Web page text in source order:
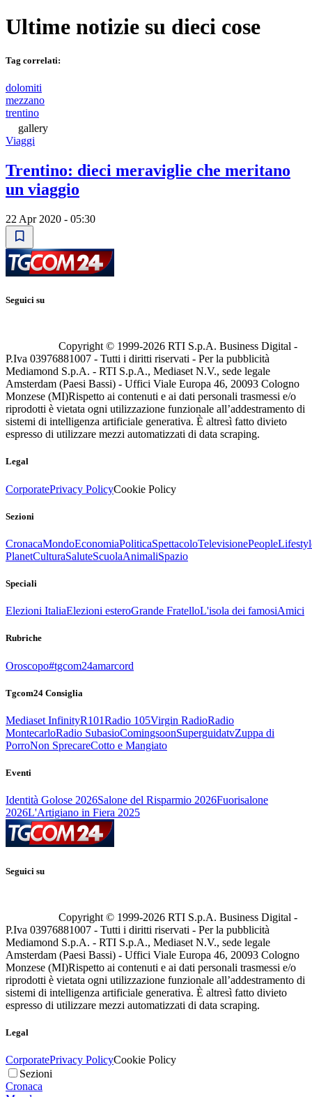
Ultime notizie su dieci cose
Tag correlati:
dolomiti
mezzano
trentino
gallery
Viaggi
Trentino: dieci meraviglie che meritano
un viaggio
22 Apr 2020 - 05:30
Seguici su
Copyright © 1999-2026 RTI S.p.A. Business Digital -
P.Iva 03976881007 - Tutti i diritti riservati - Per la pubblicità
Mediamond S.p.A. - RTI S.p.A., Mediaset N.V., sede legale
Amsterdam (Paesi Bassi) - Uffici Viale Europa 46, 20093 Cologno
Monzese (MI)Rispetto ai contenuti e ai dati personali trasmessi e/o
riprodotti è vietata ogni utilizzazione funzionale all’addestramento di
sistemi di intelligenza artificiale generativa. È altresì fatto divieto
espresso di utilizzare mezzi automatizzati di data scraping.
Legal
CorporatePrivacy PolicyCookie Policy
Sezioni
CronacaMondoEconomiaPoliticaSpettacoloTelevisionePeople
PlanetCulturaSaluteScuolaAnimaliSpazio
Speciali
Elezioni ItaliaElezioni esteroGrande FratelloL'isola dei famosiAmici
Rubriche
Oroscopo#tgcom24amarcord
Tgcom24 Consiglia
Mediaset InfinityR101Radio 105Virgin RadioRadio
MontecarloRadio SubasioComingsoonSuperguidatvZuppa di
PorroNon SprecareCotto e Mangiato
Eventi
Identità Golose 2026Salone del Risparmio 2026Fuorisalone
2026L'Artigiano in Fiera 2025
Seguici su
Copyright © 1999-2026 RTI S.p.A. Business Digital -
P.Iva 03976881007 - Tutti i diritti riservati - Per la pubblicità
Mediamond S.p.A. - RTI S.p.A., Mediaset N.V., sede legale
Amsterdam (Paesi Bassi) - Uffici Viale Europa 46, 20093 Cologno
Monzese (MI)Rispetto ai contenuti e ai dati personali trasmessi e/o
riprodotti è vietata ogni utilizzazione funzionale all’addestramento di
sistemi di intelligenza artificiale generativa. È altresì fatto divieto
espresso di utilizzare mezzi automatizzati di data scraping.
Legal
CorporatePrivacy PolicyCookie Policy
Sezioni
Cronaca